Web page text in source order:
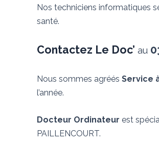
Nos techniciens informatiques
santé.
Contactez Le Doc’ au
Nous sommes agréés Service
l’année.
Docteur Ordinateur est
PAILLENCOURT.